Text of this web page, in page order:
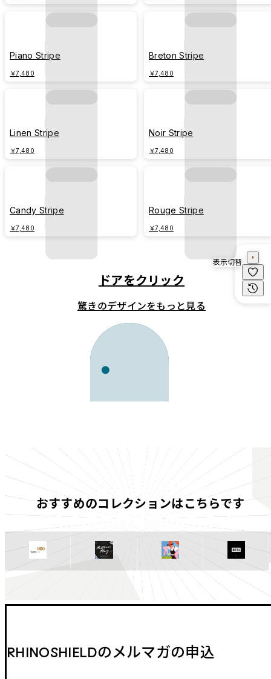
Piano Stripe
￥7,480
Breton Stripe
￥7,480
Linen Stripe
￥7,480
Noir Stripe
￥7,480
Candy Stripe
￥7,480
Rouge Stripe
￥7,480
ドアをクリック
驚きのデザインをもっと見る
おすすめのコレクションはこちらです
表示切替
RHINOSHIELDのメルマガの申込